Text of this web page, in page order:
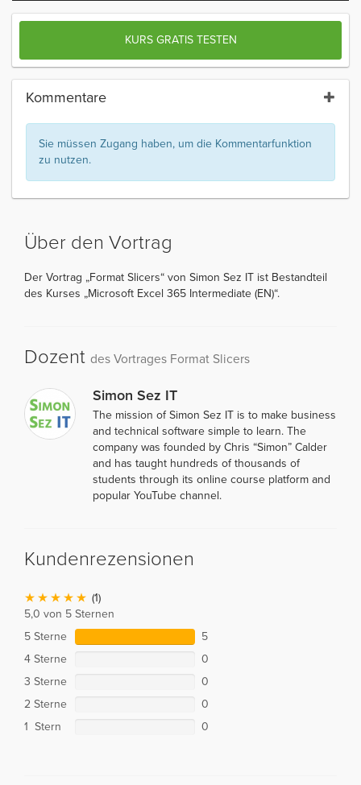
KURS GRATIS TESTEN
Kommentare
Sie müssen Zugang haben, um die Kommentarfunktion
zu nutzen.
Über den Vortrag
Der Vortrag „Format Slicers“ von Simon Sez IT ist Bestandteil
des Kurses „Microsoft Excel 365 Intermediate (EN)“.
Dozent des Vortrages Format Slicers
Simon Sez IT
The mission of Simon Sez IT is to make business
and technical software simple to learn. The
company was founded by Chris “Simon” Calder
and has taught hundreds of thousands of
students through its online course platform and
popular YouTube channel.
Kundenrezensionen
(1)
5,0 von 5 Sternen
5 Sterne
5
4 Sterne
0
3 Sterne
0
2 Sterne
0
1 Stern
0